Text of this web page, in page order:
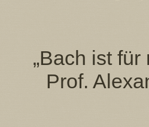
„Bach ist
Prof.